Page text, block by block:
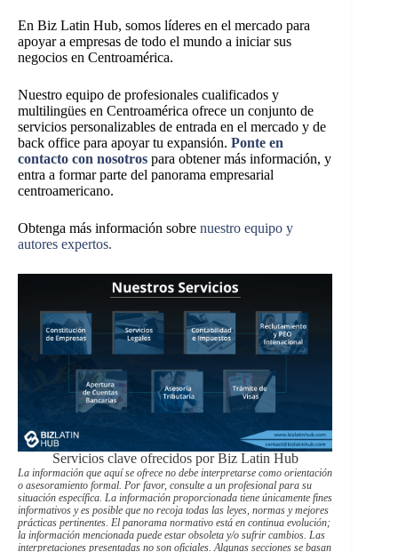
En Biz Latin Hub, somos líderes en el mercado para
apoyar a empresas de todo el mundo a iniciar sus
negocios en Centroamérica.
Nuestro equipo de profesionales cualificados y
multilingües en Centroamérica ofrece un conjunto de
servicios personalizables de entrada en el mercado y de
back office para apoyar tu expansión. Ponte en
contacto con nosotros para obtener más información, y
entra a formar parte del panorama empresarial
centroamericano.
Obtenga más información sobre nuestro equipo y
autores expertos.
Servicios clave ofrecidos por Biz Latin Hub
La información que aquí se ofrece no debe interpretarse como orientación
o asesoramiento formal. Por favor, consulte a un profesional para su
situación específica. La información proporcionada tiene únicamente fines
informativos y es posible que no recoja todas las leyes, normas y mejores
prácticas pertinentes. El panorama normativo está en continua evolución;
la información mencionada puede estar obsoleta y/o sufrir cambios. Las
interpretaciones presentadas no son oficiales. Algunas secciones se basan